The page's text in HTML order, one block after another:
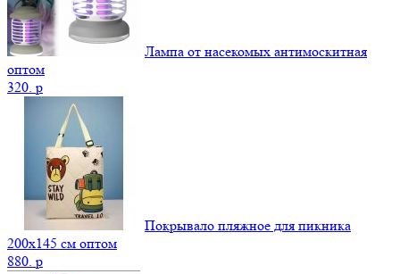
Лампа от насекомых антимоскитная
оптом
320. p
Покрывало пляжное для пикника
200х145 см оптом
880. p